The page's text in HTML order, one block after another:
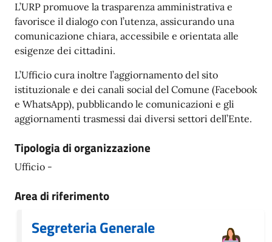
L’URP promuove la trasparenza amministrativa e
favorisce il dialogo con l’utenza, assicurando una
comunicazione chiara, accessibile e orientata alle
esigenze dei cittadini.
L’Ufficio cura inoltre l’aggiornamento del sito
istituzionale e dei canali social del Comune (Facebook
e WhatsApp), pubblicando le comunicazioni e gli
aggiornamenti trasmessi dai diversi settori dell’Ente.
Tipologia di organizzazione
Ufficio -
Area di riferimento
Segreteria Generale